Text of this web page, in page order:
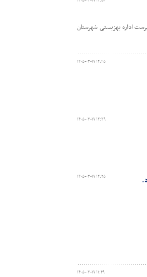
اداره بهزیستی شهرستان
۱۴۰۵-۰۳-۱۷ ۱۲:۴۵
۱۴۰۵-۰۳-۱۷ ۱۲:۳۹
۱۴۰۵-۰۳-۱۷ ۱۲:۲۵
۱۴۰۵-۰۳-۱۷ ۱۱:۴۹